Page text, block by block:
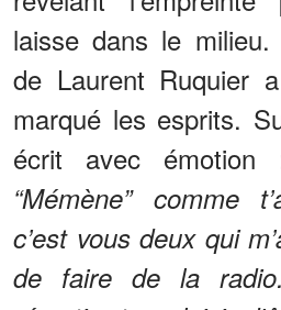
laisse dans le
de Laurent Ruquier
marqué les esprits.
écrit avec
“Mémène” comme
c’est vous deux qui
de faire de la